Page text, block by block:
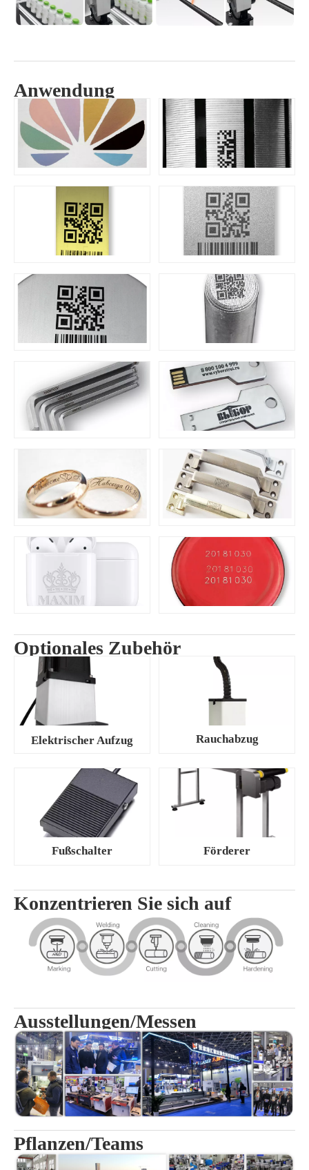
Anwendung
Optionales Zubehör
Elektrischer Aufzug Rauchabzug
Fußschalter Förderer
Konzentrieren Sie sich auf
Ausstellungen/Messen
Pflanzen/Teams